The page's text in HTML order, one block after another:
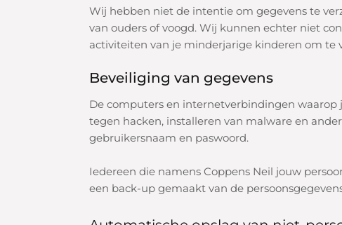
Wij hebben niet de intentie om gegevens te
van ouders of voogd. Wij kunnen echter niet
activiteiten van je minderjarige kinderen om te
Beveiliging van gegevens
De computers en internetverbindingen
tegen hacken, installeren van malware en
gebruikersnaam en paswoord.
Iedereen die namens Coppens Neil jouw
een back-up gemaakt van de